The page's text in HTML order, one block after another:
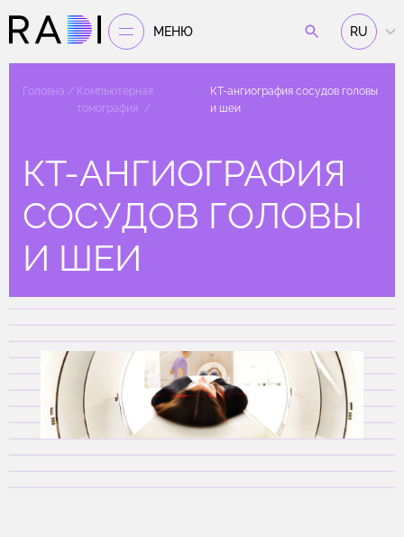
МЕНЮ RU
Головна
Компьютерная
томография
КТ-ангиография сосудов головы
и шеи
КТ-АНГИОГРАФИЯ
СОСУДОВ ГОЛОВЫ
И ШЕИ